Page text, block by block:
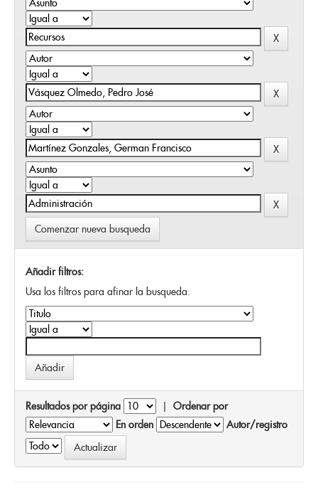
Comenzar nueva busqueda
Añadir filtros:
Usa los filtros para afinar la busqueda.
Resultados por página | Ordenar por
En orden
Autor/registro